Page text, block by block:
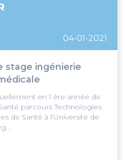
04-01-2021
stage ingénierie
en 1 ère année de
parcours Technologies
de Santé à l’Université de